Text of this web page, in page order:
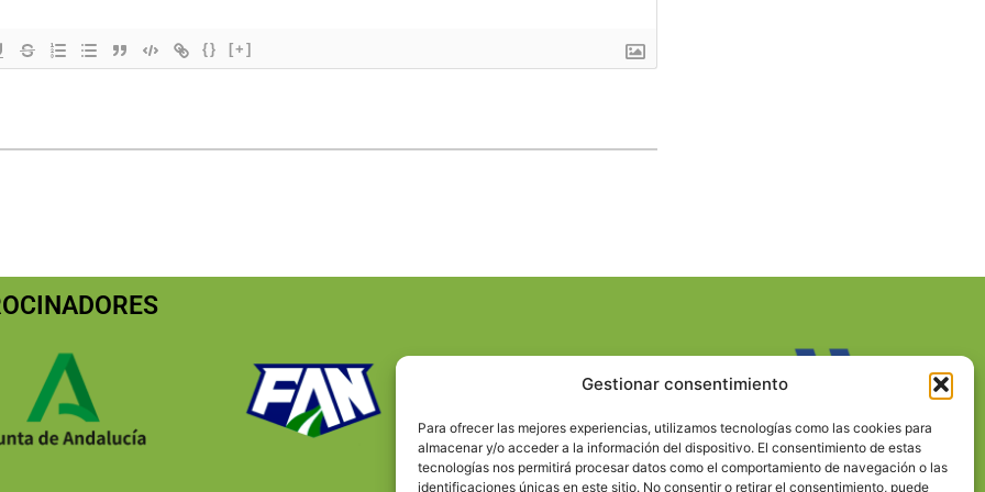
Gestionar consentimiento
Para ofrecer las mejores experiencias, utilizamos tecnologías como las cookies para
almacenar y/o acceder a la información del dispositivo. El consentimiento de estas
tecnologías nos permitirá procesar datos como el comportamiento de navegación o las
identificaciones únicas en este sitio. No consentir o retirar el consentimiento, puede
{} [+]